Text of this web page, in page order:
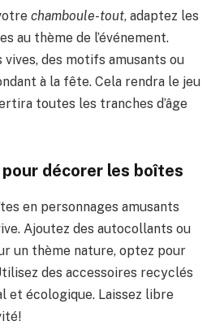
chamboule-tout, adaptez les
au thème de l’événement.
des motifs amusants ou
à la fête. Cela rendra le jeu
toutes les tranches d’âge
décorer les boîtes
en personnages amusants
Ajoutez des autocollants ou
un thème nature, optez pour
des accessoires recyclés
et écologique. Laissez libre